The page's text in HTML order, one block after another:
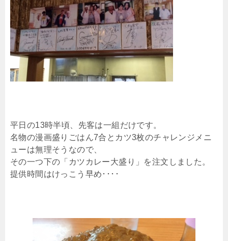
平日の13時半頃、先客は一組だけです。
名物の漫画盛りごはん7合とカツ3枚のチャレンジメニ
ューは無理そうなので、
その一つ下の「カツカレー大盛り」を注文しました。
提供時間はけっこう早め････